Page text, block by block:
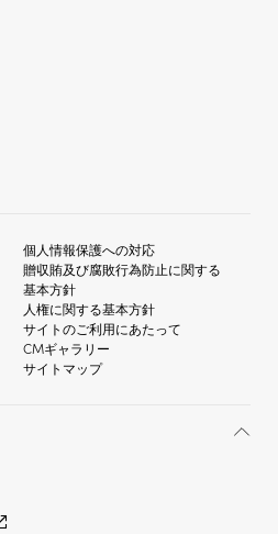
個人情報保護への対応
贈収賄及び腐敗行為防止に関する
基本方針
人権に関する基本方針
サイトのご利用にあたって
CMギャラリー
サイトマップ